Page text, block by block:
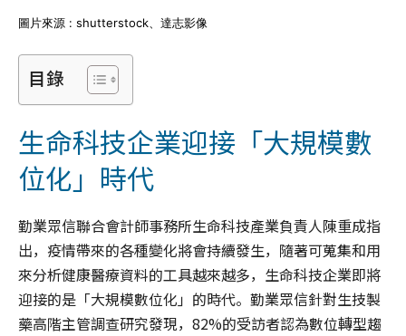
圖片來源 : shutterstock、達志影像
目錄
生命科技企業迎接「大規模數
位化」時代
勤業眾信聯合會計師事務所生命科技產業負責人陳重成指
出，疫情帶來的各種變化將會持續發生，隨著可蒐集和用
來分析健康醫療資料的工具越來越多，生命科技企業即將
迎接的是「大規模數位化」的時代。勤業眾信針對生技製
藥高階主管調查研究發現，82%的受訪者認為數位轉型趨